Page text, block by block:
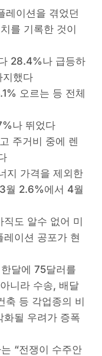
이션을 겪었던
를 기록한 것이
28.4%나 급등하
했다
오르는 등 전체
나 뛰었다
주거비 중에 렌
지 가격을 제외한
월 2.6%에서 4월
도 알수 없어 미
이션 공포가 현
달에 75달러를
니라 수송, 배달
축 등 각업종의 비
화될 우려가 증폭
“전쟁이 수주안